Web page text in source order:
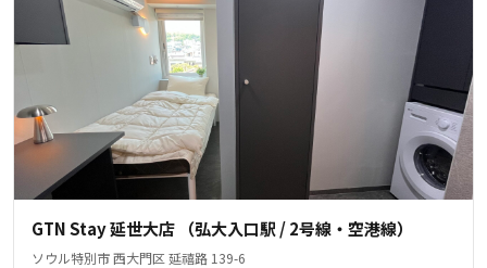
GTN Stay 延世大店 （弘大入口駅 / 2号線・空港線）
ソウル特別市 西大門区 延禧路 139-6